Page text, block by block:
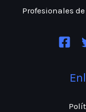
Profesionales